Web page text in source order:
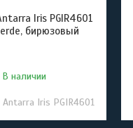
Iris PGIR4601
бирюзовый
В наличии
Antarra Iris PGIR4601